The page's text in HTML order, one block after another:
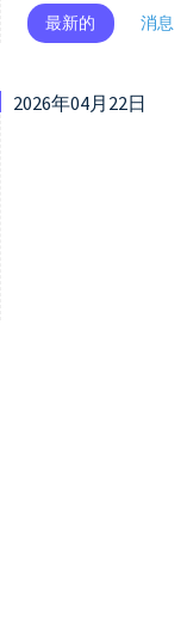
最新的 消息
2026年04月22日